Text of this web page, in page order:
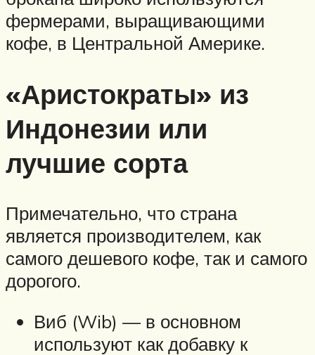
фермерами, выращивающими
кофе, в Центральной Америке.
«Аристократы» из
Индонезии или
лучшие сорта
Примечательно, что страна
является производителем, как
самого дешевого кофе, так и самого
дорогого.
Виб (Wib) — в основном
используют как добавку к